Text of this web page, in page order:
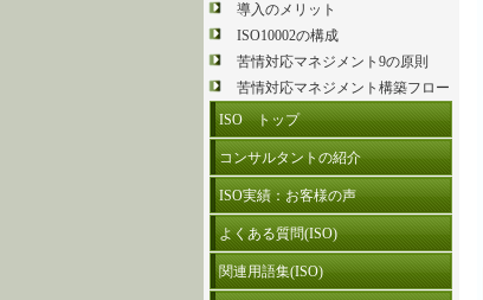
導入のメリット
ISO10002の構成
苦情対応マネジメント9の原則
苦情対応マネジメント構築フロー
ISO トップ
コンサルタントの紹介
ISO実績：お客様の声
よくある質問(ISO)
関連用語集(ISO)